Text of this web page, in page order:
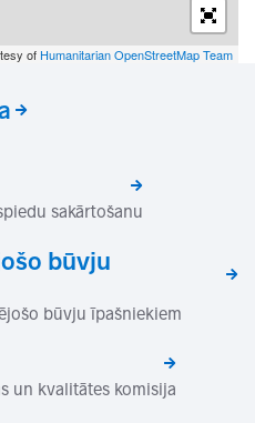
of Humanitarian OpenStreetMap Team
sakārtošanu
būvju
būvju īpašniekiem
un kvalitātes komisija